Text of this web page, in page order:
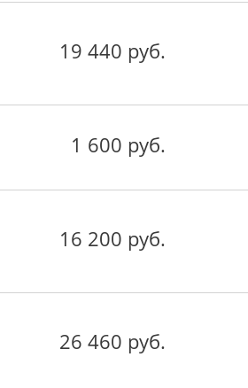
19 440 руб.
1 600 руб.
16 200 руб.
26 460 руб.